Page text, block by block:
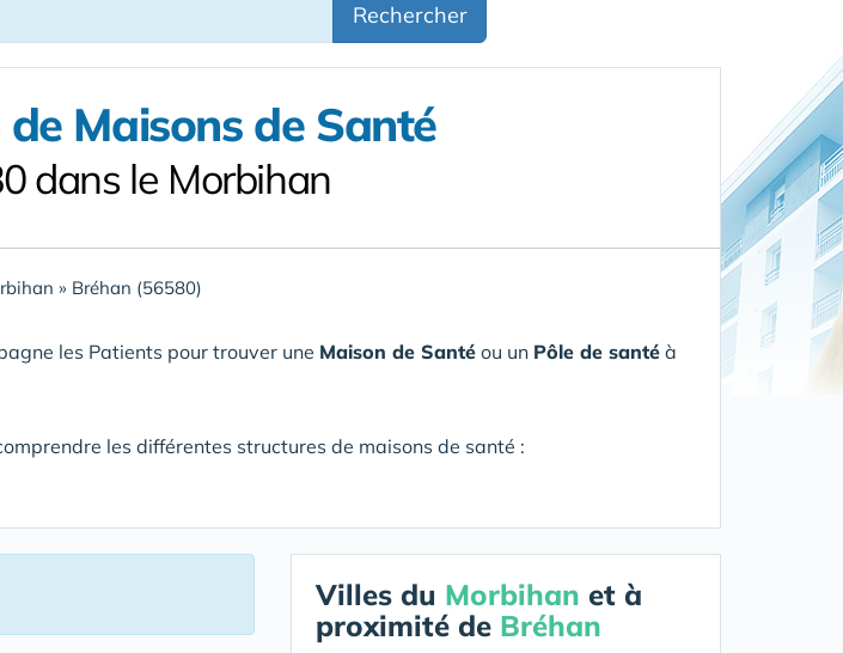
Rechercher
Maisons de Santé
dans le Morbihan
» Bréhan (56580)
les Patients pour trouver une Maison de Santé ou un Pôle de santé à
les différentes structures de maisons de santé :
Villes du Morbihan et à
proximité de Bréhan